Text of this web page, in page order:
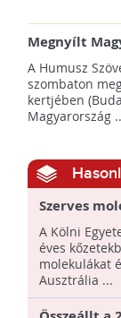
Megnyílt
Hulladék
A Humusz
szombaton
kertjében
Magyarország
Szerves
éves
A Kölni
éves
molekulákat
Ausztrália ...